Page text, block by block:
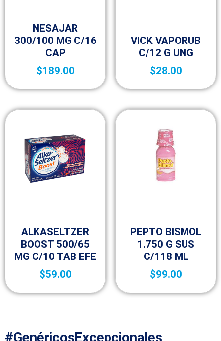
NESAJAR
300/100 MG C/16
CAP
$189.00
VICK VAPORUB
C/12 G UNG
$28.00
ALKASELTZER
BOOST 500/65
MG C/10 TAB EFE
$59.00
PEPTO BISMOL
1.750 G SUS
C/118 ML
$99.00
#GenéricosExcepcionales